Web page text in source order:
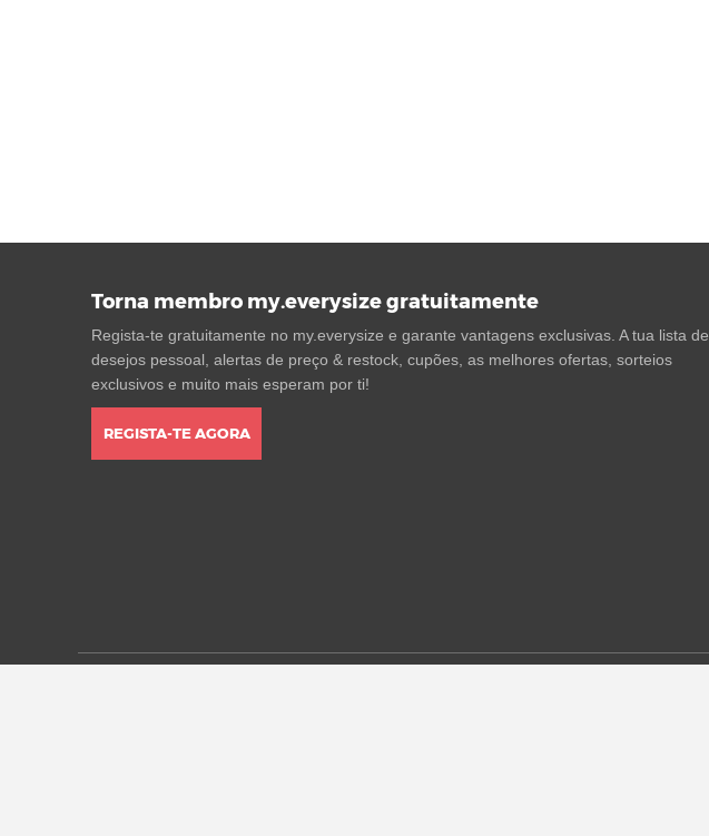
Torna membro my.everysize gratuitamente
Regista-te gratuitamente no my.everysize e garante vantagens exclusivas. A tua lista de
desejos pessoal, alertas de preço & restock, cupões, as melhores ofertas, sorteios
exclusivos e muito mais esperam por ti!
REGISTA-TE AGORA